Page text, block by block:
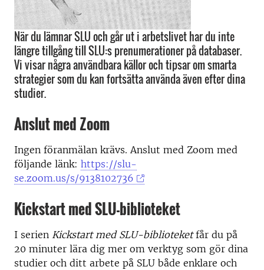
När du lämnar SLU och går ut i arbetslivet har du inte
längre tillgång till SLU:s prenumerationer på databaser.
Vi visar några användbara källor och tipsar om smarta
strategier som du kan fortsätta använda även efter dina
studier.
Anslut med Zoom
Ingen föranmälan krävs. Anslut med Zoom med
följande länk: https://slu-
se.zoom.us/s/9138102736
Kickstart med SLU-biblioteket
I serien Kickstart med SLU-biblioteketfår du på
20 minuter lära dig mer om verktyg som gör dina
studier och ditt arbete på SLU både enklare och